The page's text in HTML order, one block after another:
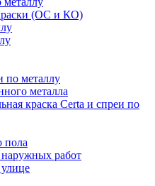
(ОС и КО)
по металлу
металла
краска Certa и спреи по
пола
работ